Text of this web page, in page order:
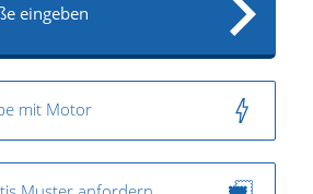
eingeben
mit Motor